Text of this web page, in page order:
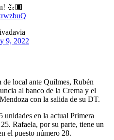
💪🏾
9, 2022
local ante Quilmes, Rubén
al banco de la Crema y el
con la salida de su DT.
unidades en la actual Primera
Rafaela, por su parte, tiene un
el puesto número 28.